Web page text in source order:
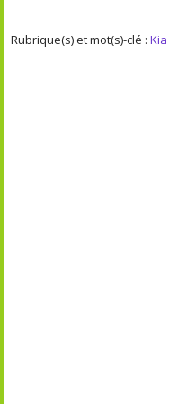
Rubrique(s) et mot(s)-clé :Kia